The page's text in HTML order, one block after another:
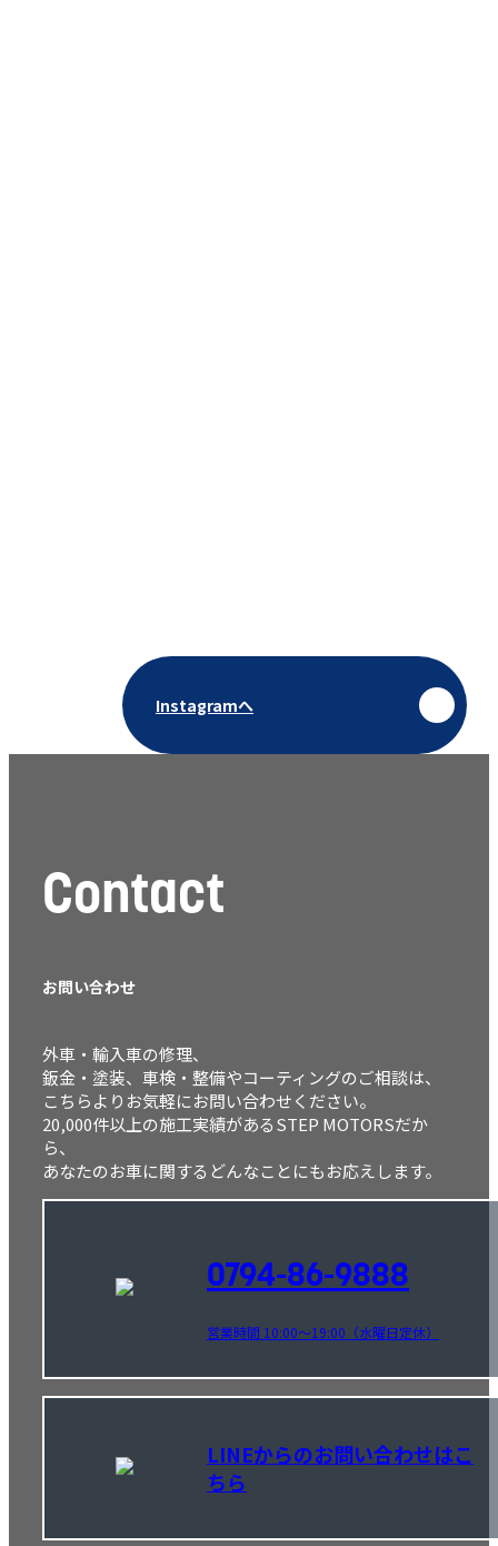
Instagramへ
Contact
お問い合わせ
外車・輸入車の修理、
鈑金・塗装、車検・整備やコーティングのご相談は、
こちらよりお気軽にお問い合わせください。
20,000件以上の施工実績があるSTEP MOTORSだか
ら、
あなたのお車に関するどんなことにもお応えします。
0794-86-9888
営業時間 10:00～19:00（水曜日定休）
LINEからのお問い合わせはこ
ちら